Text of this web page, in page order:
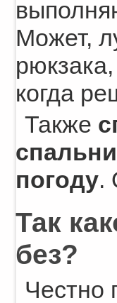
Может,
когда
Также
погоду.
Так
без?
Честно